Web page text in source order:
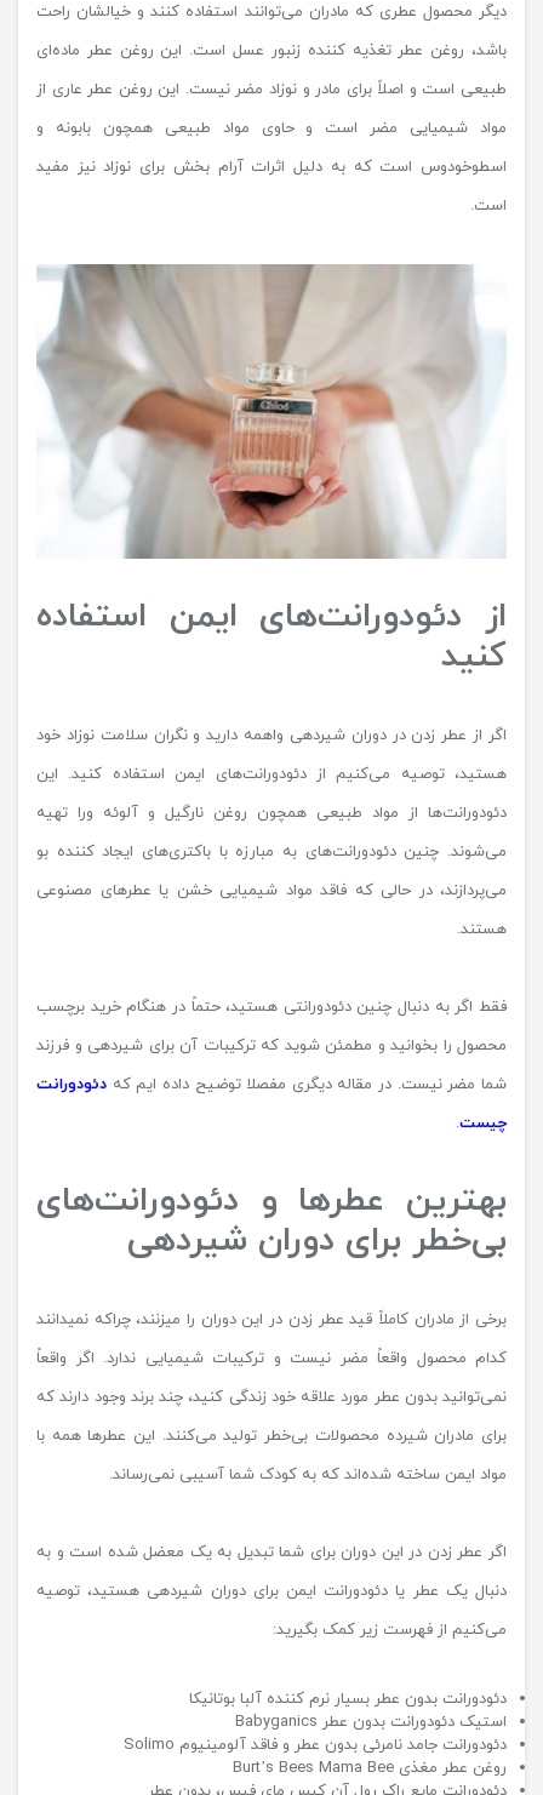
دیگر محصول عطری که مادران می‌توانند استفاده کنند و خیالشان راحت
باشد، روغن عطر تغذیه کننده زنبور عسل است. این روغن عطر ماده‌ای
طبیعی است و اصلاً برای مادر و نوزاد مضر نیست. این روغن عطر عاری از
مواد شیمیایی مضر است و حاوی مواد طبیعی همچون بابونه و
اسطوخودوس است که به دلیل اثرات آرام بخش برای نوزاد نیز مفید
است.
از دئودورانت‌های ایمن استفاده
کنید
اگر از عطر زدن در دوران شیردهی واهمه دارید و نگران سلامت نوزاد خود
هستید، توصیه می‌کنیم از دئودورانت‌های ایمن استفاده کنید. این
دئودورانت‌ها از مواد طبیعی همچون روغن نارگیل و آلوئه ورا تهیه
می‌شوند. چنین دئودورانت‌های به مبارزه با باکتری‌های ایجاد کننده بو
می‌پردازند، در حالی که فاقد مواد شیمیایی خشن یا عطرهای مصنوعی
هستند.
فقط اگر به دنبال چنین دئودورانتی هستید، حتماً در هنگام خرید برچسب
محصول را بخوانید و مطمئن شوید که ترکیبات آن برای شیردهی و فرزند
شما مضر نیست. در مقاله دیگری مفصلا توضیح داده ایم که دئودورانت
چیست.
بهترین عطرها و دئودورانت‌های
بی‌خطر برای دوران شیردهی
برخی از مادران کاملاً قید عطر زدن در این دوران را میزنند، چراکه نمیدانند
کدام محصول واقعاً مضر نیست و ترکیبات شیمیایی ندارد. اگر واقعاً
نمی‌توانید بدون عطر مورد علاقه خود زندگی کنید، چند برند وجود دارند که
برای مادران شیرده محصولات بی‌خطر تولید می‌کنند. این عطرها همه با
مواد ایمن ساخته شده‌اند که به کودک شما آسیبی نمی‌رساند.
اگر عطر زدن در این دوران برای شما تبدیل به یک معضل شده است و به
دنبال یک عطر یا دئودورانت ایمن برای دوران شیردهی هستید، توصیه
می‌کنیم از فهرست زیر کمک بگیرید:
دئودورانت بدون عطر بسیار نرم کننده آلبا بوتانیکا
استیک دئودورانت بدون عطر Babyganics
دئودورانت جامد نامرئی بدون عطر و فاقد آلومینیوم Solimo
روغن عطر مغذی Burt’s Bees Mama Bee